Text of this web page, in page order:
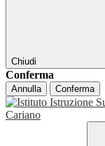
Chiudi
Conferma
Annulla Conferma